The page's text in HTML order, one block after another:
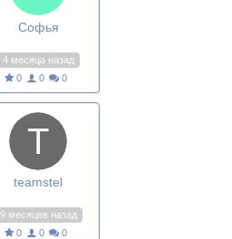
Софья
4 месяца назад
0
0 0
teamstel
9 месяцев назад
0
0 0